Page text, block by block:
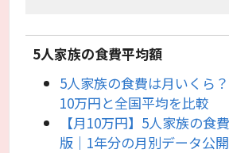
5人家族の食費平均額
5人家族の食費は月いくら
10万円と全国平均を比較
【月10万円】5人家族の食
版｜1年分の月別データ公開